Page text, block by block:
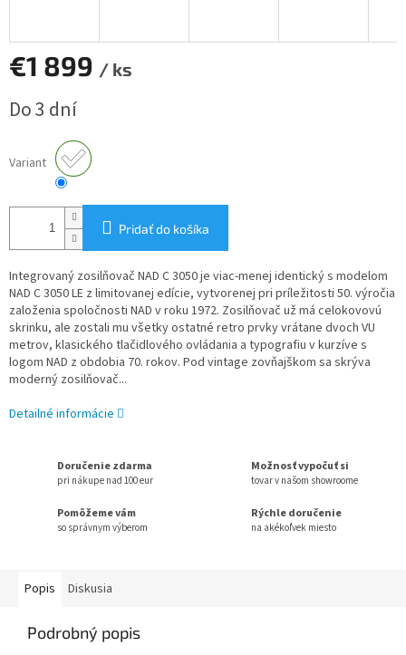
€1 899 / ks
cena:
Do 3 dní
Variant
Pridať do košíka
Integrovaný zosilňovač NAD C 3050 je viac-menej identický s modelom
NAD C 3050 LE z limitovanej edície, vytvorenej pri príležitosti 50. výročia
založenia spoločnosti NAD v roku 1972. Zosilňovač už má celokovovú
skrinku, ale zostali mu všetky ostatné retro prvky vrátane dvoch VU
metrov, klasického tlačidlového ovládania a typografiu v kurzíve s
logom NAD z obdobia 70. rokov. Pod vintage zovňajškom sa skrýva
moderný zosilňovač...
Detailné informácie
Doručenie zdarma
pri nákupe nad 100 eur
Možnosť vypočuť si
tovar v našom showroome
Pomôžeme vám
so správnym výberom
Rýchle doručenie
na akékoľvek miesto
Popis Diskusia
Podrobný popis